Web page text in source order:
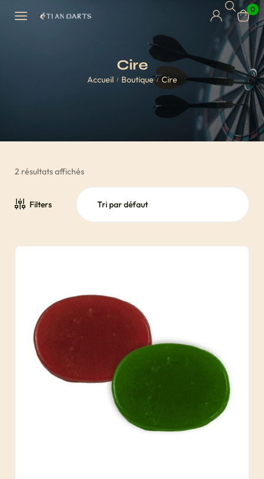
0
Cire
Accueil / Boutique / Cire
2 résultats affichés
Filters